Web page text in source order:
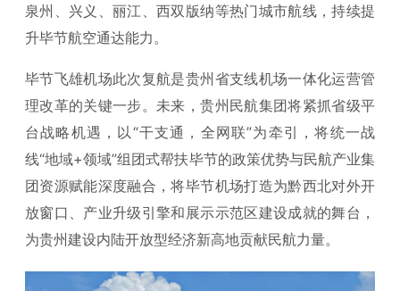
泉州、兴义、丽江、西双版纳等热门城市航线，持续提
升毕节航空通达能力。
毕节飞雄机场此次复航是贵州省支线机场一体化运营管
理改革的关键一步。未来，贵州民航集团将紧抓省级平
台战略机遇，以“干支通，全网联”为牵引，将统一战
线“地域+领域”组团式帮扶毕节的政策优势与民航产业集
团资源赋能深度融合，将毕节机场打造为黔西北对外开
放窗口、产业升级引擎和展示示范区建设成就的舞台，
为贵州建设内陆开放型经济新高地贡献民航力量。